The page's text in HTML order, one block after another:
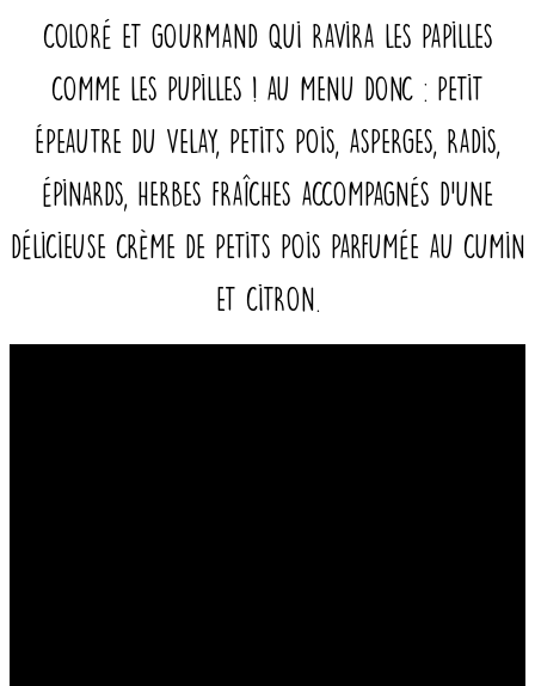
coloré et gourmand qui ravira les papilles
comme les pupilles ! Au menu donc : Petit
Épeautre du Velay, petits pois, asperges, radis,
épinards, herbes fraîches accompagnés d’une
délicieuse crème de petits pois parfumée au cumin
et citron.